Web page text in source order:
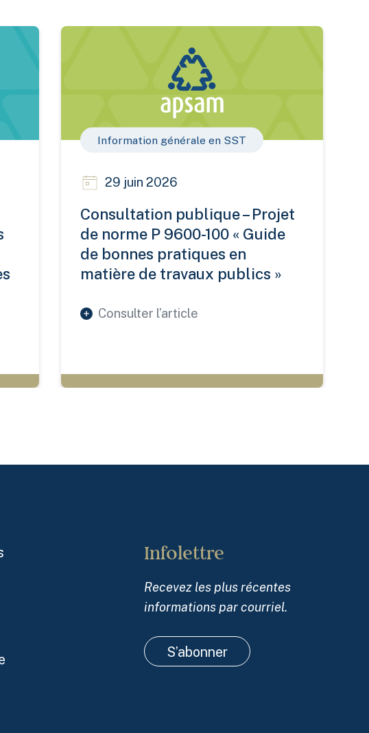
attentes avec un nouvel exemple de fiche de cadenassage pour
Consultation publique – Projet de norme P 9600-100 «
Information générale en SST
29 juin 2026
Consultation publique – Projet
de norme P 9600-100 « Guide
de bonnes pratiques en
matière de travaux publics »
Consulter l’article
Infolettre
Recevez les plus récentes
informations par courriel.
S’abonner